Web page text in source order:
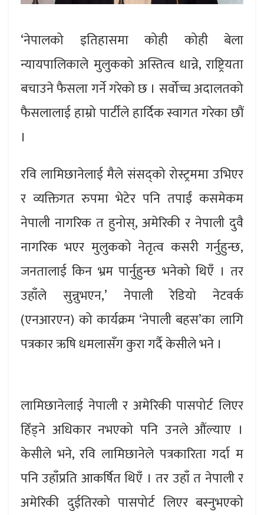
‘नेपालको इतिहासमा कोही कोही बेला
न्यायपालिकाले मुलुकको अस्तित्व धान्ने, राष्ट्रियता
बचाउने फैसला गर्ने गरेको छ । सर्वोच्च अदालतको
फैसलालाई हाम्रो पार्टीले हार्दिक स्वागत गरेका छौं
।
रवि लामिछानेलाई मैले संसद्को रोस्ट्रममा उभिएर
र व्यक्तिगत रुपमा भेटेर पनि तपाईं कसमेकम
नेपाली नागरिक त हुनोस्, अमेरिकी र नेपाली दुवै
नागरिक भएर मुलुकको नेतृत्व कसरी गर्नुहुन्छ,
जनतालाई किन भ्रम पार्नुहुन्छ भनेको थिएँ । तर
उहाँले सुन्नुभएन,’ नेपाली रेडियो नेटवर्क
(एनआरएन) को कार्यक्रम ‘नेपाली बहस’का लागि
पत्रकार ऋषि धमलासँग कुरा गर्दै केसीले भने ।
लामिछानेलाई नेपाली र अमेरिकी पासपोर्ट लिएर
हिँड्ने अधिकार नभएको पनि उनले औंल्याए ।
केसीले भने, रवि लामिछानेले पत्रकारिता गर्दा म
पनि उहाँप्रति आकर्षित थिएँ । तर उहाँ त नेपाली र
अमेरिकी दुईतिरको पासपोर्ट लिएर बस्नुभएको